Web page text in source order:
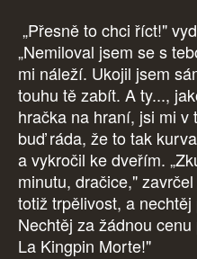
„Přesně to chci říct!"
„Nemiloval jsem se s
mi náleží. Ukojil jsem
touhu tě zabít. A ty...,
hračka na hraní, jsi mi v
buď ráda, že to tak
a vykročil ke dveřím.
minutu, dračice,"
totiž trpělivost, a
Nechtěj za žádnou
La Kingpin Morte!"